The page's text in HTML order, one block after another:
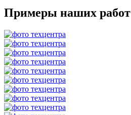
Примеры наших работ